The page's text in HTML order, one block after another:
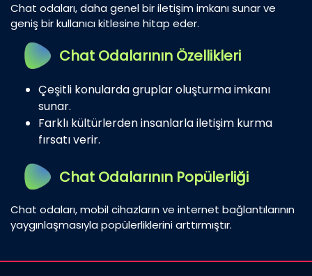
Chat odaları, daha genel bir iletişim imkanı sunar ve
geniş bir kullanıcı kitlesine hitap eder.
Chat Odalarının Özellikleri
Çeşitli konularda gruplar oluşturma imkanı
sunar.
Farklı kültürlerden insanlarla iletişim kurma
fırsatı verir.
Chat Odalarının Popülerliği
Chat odaları, mobil cihazların ve internet bağlantılarının
yaygınlaşmasıyla popülerliklerini arttırmıştır.